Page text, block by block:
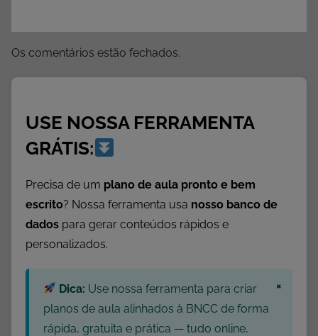
n
r
a
u
a
d
a
Os comentários estão fechados.
USE NOSSA FERRAMENTA
GRÁTIS:
Precisa de um plano de aula pronto e bem
escrito? Nossa ferramenta usa nosso banco de
dados para gerar conteúdos rápidos e
personalizados.
Dica: Use nossa ferramenta para criar
planos de aula alinhados à BNCC de forma
rápida, gratuita e prática — tudo online,
×